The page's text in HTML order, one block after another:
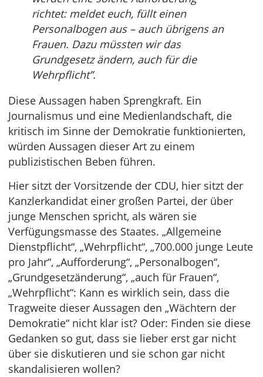
richtet: meldet euch, füllt einen
Personalbogen aus – auch übrigens an
Frauen. Dazu müssten wir das
Grundgesetz ändern, auch für die
Wehrpflicht”.
Diese Aussagen haben Sprengkraft. Ein
Journalismus und eine Medienlandschaft, die
kritisch im Sinne der Demokratie funktionierten,
würden Aussagen dieser Art zu einem
publizistischen Beben führen.
Hier sitzt der Vorsitzende der CDU, hier sitzt der
Kanzlerkandidat einer großen Partei, der über
junge Menschen spricht, als wären sie
Verfügungsmasse des Staates. „Allgemeine
Dienstpflicht“, „Wehrpflicht“, „700.000 junge Leute
pro Jahr“, „Aufforderung“, „Personalbogen“,
„Grundgesetzänderung“, „auch für Frauen“,
„Wehrpflicht“: Kann es wirklich sein, dass die
Tragweite dieser Aussagen den „Wächtern der
Demokratie“ nicht klar ist? Oder: Finden sie diese
Gedanken so gut, dass sie lieber erst gar nicht
über sie diskutieren und sie schon gar nicht
skandalisieren wollen?